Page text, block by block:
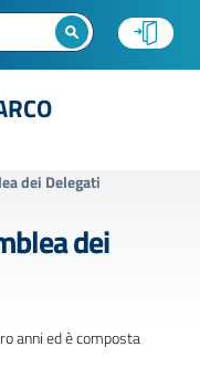
dei Delegati
dei
anni ed è composta